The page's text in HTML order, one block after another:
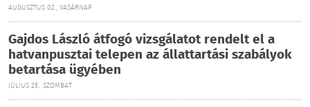
AUGUSZTUS 02., VASÁRNAP
Gajdos László átfogó vizsgálatot rendelt el a
hatvanpusztai telepen az állattartási szabályok
betartása ügyében
JÚLIUS 25., SZOMBAT